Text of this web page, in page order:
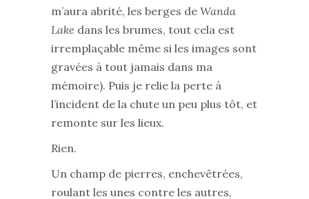
m’aura abrité, les berges de Wanda
Lake dans les brumes, tout cela est
irremplaçable même si les images sont
gravées à tout jamais dans ma
mémoire). Puis je relie la perte à
l’incident de la chute un peu plus tôt, et
remonte sur les lieux.
Rien.
Un champ de pierres, enchevêtrées,
roulant les unes contre les autres,